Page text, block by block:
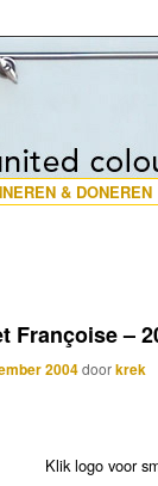
met Frankrijk
& DONEREN
Françoise –
2004doorkrek
Klik logo voor